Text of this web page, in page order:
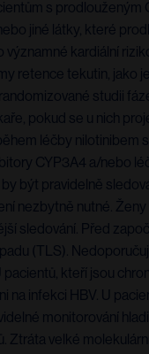
s prodlouženým
jiné látky, které
kardiální
retence tekutin, jako
studii
pokud se u nich
léčby nilotinibem
CYP3A4 a/nebo
být pravidelně
nezbytně nutné.
sledování. Před
(TLS).
kteří jsou
infekci HBV. U
monitorování
Ztráta velké